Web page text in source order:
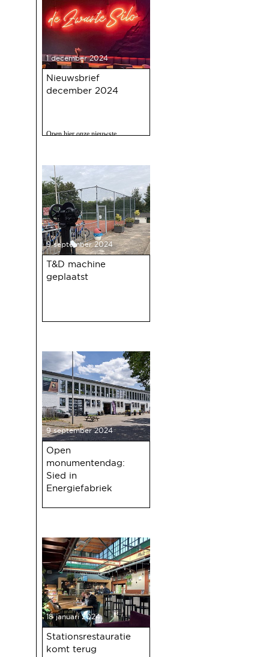
1 december 2024
Nieuwsbrief
december 2024
Open hier onze nieuwste
12 december a.s.
9 september 2024
T&D machine
geplaatst
9 september 2024
Open
monumentendag:
Sied in
Energiefabriek
18 januari 2024
Stationsrestauratie
komt terug